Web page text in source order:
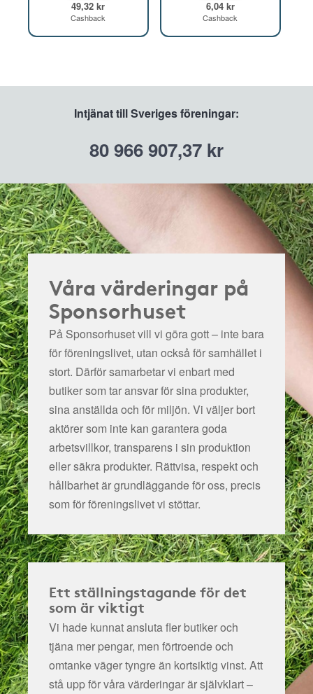
49,32 kr
Cashback
6,04 kr
Cashback
Intjänat till Sveriges föreningar:
80 966 907,37 kr
Våra värderingar på
Sponsorhuset
På Sponsorhuset vill vi göra gott – inte bara
för föreningslivet, utan också för samhället i
stort. Därför samarbetar vi enbart med
butiker som tar ansvar för sina produkter,
sina anställda och för miljön. Vi väljer bort
aktörer som inte kan garantera goda
arbetsvillkor, transparens i sin produktion
eller säkra produkter. Rättvisa, respekt och
hållbarhet är grundläggande för oss, precis
som för föreningslivet vi stöttar.
Ett ställningstagande för det
som är viktigt
Vi hade kunnat ansluta fler butiker och
tjäna mer pengar, men förtroende och
omtanke väger tyngre än kortsiktig vinst. Att
stå upp för våra värderingar är självklart –